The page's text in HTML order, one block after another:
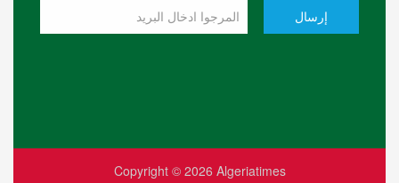
Copyright © 2026 Algeriatimes